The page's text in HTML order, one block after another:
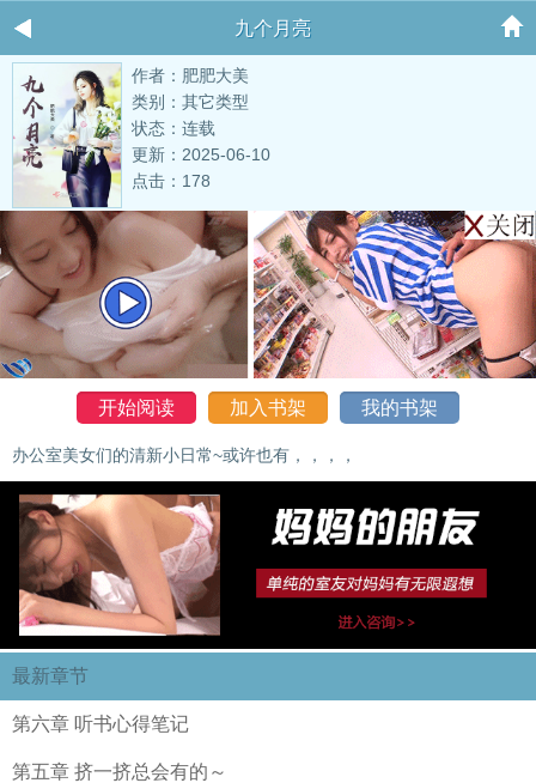
九个月亮
作者：肥肥大美
类别：其它类型
状态：连载
更新：2025-06-10
点击：178
开始阅读 加入书架 我的书架
办公室美女们的清新小日常~或许也有，，，，
最新章节
第六章 听书心得笔记
第五章 挤一挤总会有的～